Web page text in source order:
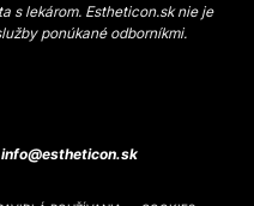
s lekárom. Estheticon.sk nie je
ponúkané odborníkmi.
info@estheticon.sk